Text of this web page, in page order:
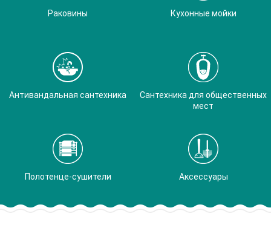
Раковины Кухонные мойки
Антивандальная сантехника
Сантехника для общественных
мест
Полотенце-сушители Аксессуары